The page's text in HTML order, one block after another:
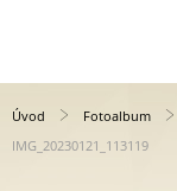
Úvod Fotoalbum
IMG_20230121_113119